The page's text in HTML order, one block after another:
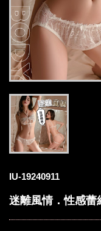
IU-19240911
迷離風情．性感蕾